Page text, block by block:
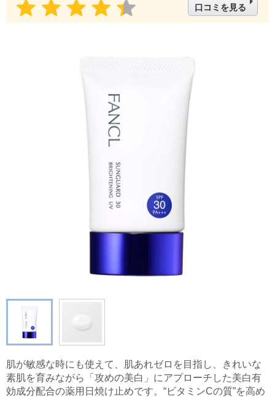
口コミを見る
肌が敏感な時にも使えて、肌あれゼロを目指し、きれいな
素肌を育みながら「攻めの美白」にアプローチした美白有
効成分配合の薬用日焼け止めです。“ビタミンCの質”を高め